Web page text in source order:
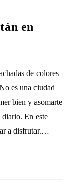
en
de colores
es una ciudad
bien y asomarte
En este
a disfrutar.…